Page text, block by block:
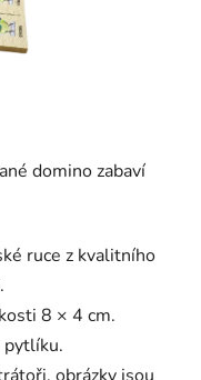
domino zabaví
ruce z kvalitního
8 × 4 cm.
pytlíku.